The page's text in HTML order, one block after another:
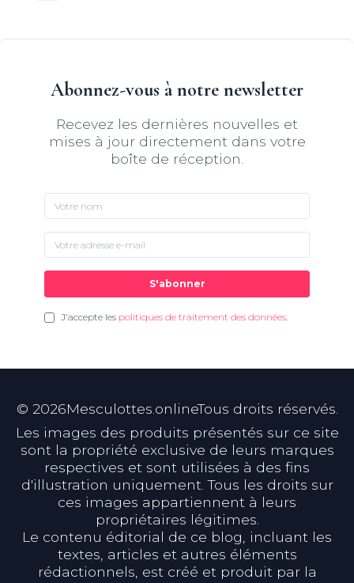
Abonnez-vous à notre newsletter
Recevez les dernières nouvelles et
mises à jour directement dans votre
boîte de réception.
S'abonner
J'accepte les politiques de traitement des données.
© 2026Mesculottes.onlineTous droits réservés.
Les images des produits présentés sur ce site
sont la propriété exclusive de leurs marques
respectives et sont utilisées à des fins
d'illustration uniquement. Tous les droits sur
ces images appartiennent à leurs
propriétaires légitimes.
Le contenu éditorial de ce blog, incluant les
textes, articles et autres éléments
rédactionnels, est créé et produit par la